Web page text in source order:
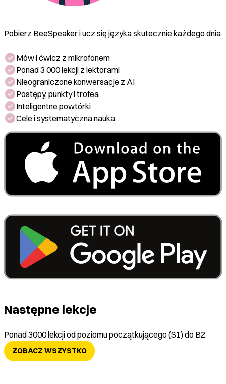
Pobierz BeeSpeaker i ucz się języka skutecznie każdego dnia
Mów i ćwicz z mikrofonem
Ponad 3 000 lekcji z lektorami
Nieograniczone konwersacje z AI
Postępy, punkty i trofea
Inteligentne powtórki
Cele i systematyczna nauka
Następne lekcje
Ponad 3000 lekcji od poziomu początkującego (S1) do B2
ZOBACZ WSZYSTKO